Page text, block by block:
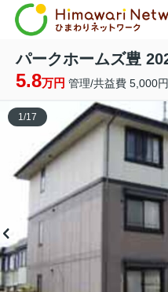
パークホームズ豊
5.8万円 管理/共益費 5,000円
1/17